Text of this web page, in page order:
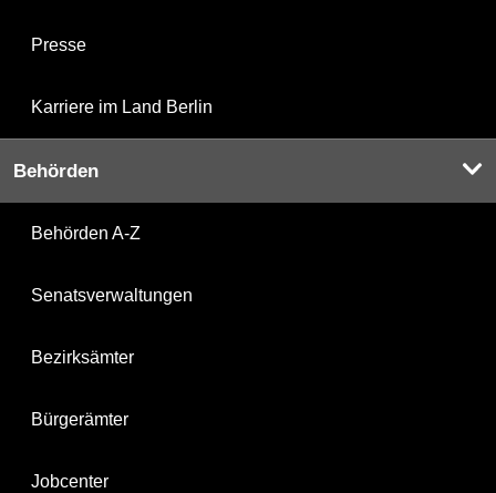
Presse
Karriere im Land Berlin
Behörden
Behörden A-Z
Senatsverwaltungen
Bezirksämter
Bürgerämter
Jobcenter